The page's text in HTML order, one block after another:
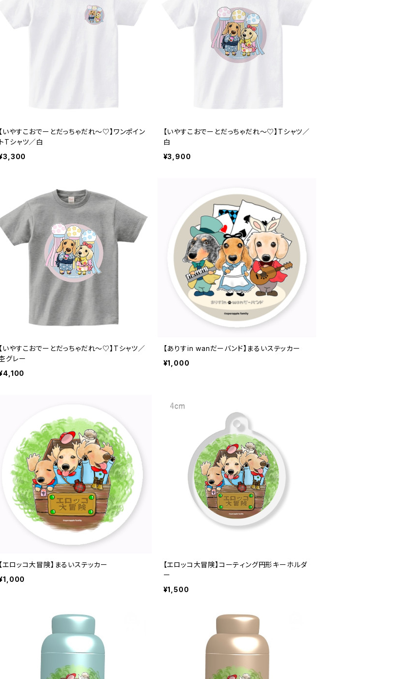
【いやすこおでーとだっちゃだれ～♡】ワンポイン
トTシャツ／白
【いやすこおでーとだっちゃだれ～♡】Tシャツ／
白
¥3,900
【いやすこおでーとだっちゃだれ～♡】Tシャツ／
グレー
【ありすin wanだーバンド】まるいステッカー
¥1,000
【エロッコ大冒険】まるいステッカー
【エロッコ大冒険】コーティング円形キーホルダ
ー
¥1,500